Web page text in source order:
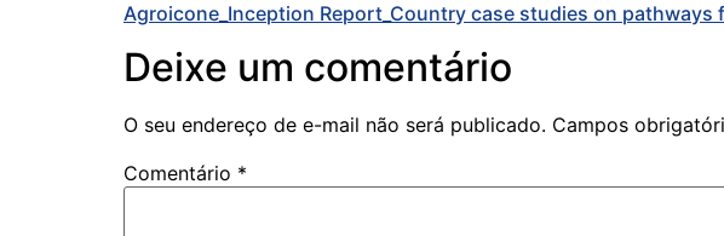
Agroicone_Inception Report_Country case studies on pathways
Deixe um comentário
O seu endereço de e-mail não será publicado. Campos
Comentário *